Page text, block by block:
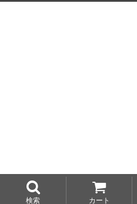
検索 カート